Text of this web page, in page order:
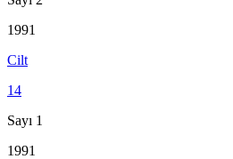
1991
Cilt
14
Sayı 1
1991